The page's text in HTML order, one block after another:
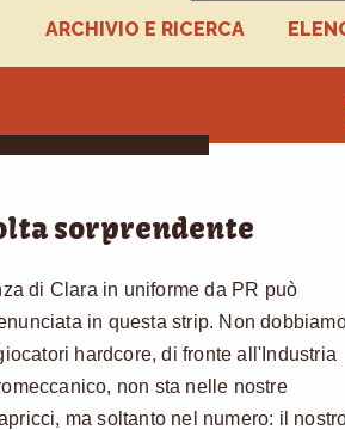
ARCHIVIO E RICERCA
sorprendente
di Clara in uniforme da PR può
in questa strip. Non
hardcore, di fronte all'Industria
non sta nelle nostre
ma soltanto nel numero: il